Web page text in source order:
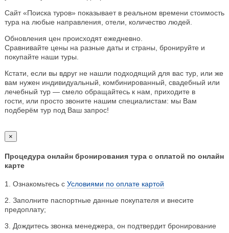
Сайт «Поиска туров» показывает в реальном времени стоимость
тура на любые направления, отели, количество людей.
Обновления цен происходят ежедневно.
Сравнивайте цены на разные даты и страны, бронируйте и
покупайте наши туры.
Кстати, если вы вдруг не нашли подходящий для вас тур, или же
вам нужен индивидуальный, комбинированный, свадебный или
лечебный тур — смело обращайтесь к нам, приходите в
гости, или просто звоните нашим специалистам: мы Вам
подберём тур под Ваш запрос!
×
Процедура онлайн бронирования тура с оплатой по онлайн
карте
1. Ознакомьтесь с Условиями по оплате картой
2. Заполните паспортные данные покупателя и внесите
предоплату;
3. Дождитесь звонка менеджера, он подтвердит бронирование